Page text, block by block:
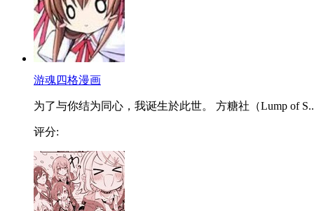
游魂四格漫画
为了与你结为同心，我诞生於此世。 方糖社（Lump of
评分: